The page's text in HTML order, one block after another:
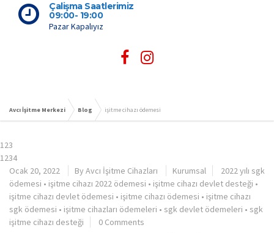
Çalişma Saatlerimiz
09:00- 19:00
Pazar Kapalıyız
Avcı İşitme Merkezi Blog işitme cihazı ödemesi
123
1234
Ocak 20, 2022
By Avcı İşitme Cihazları Kurumsal
2022 yılı sgk
ödemesi • işitme cihazı 2022 ödemesi • işitme cihazı devlet desteği •
işitme cihazı devlet ödemesi • işitme cihazı ödemesi • işitme cihazı
sgk ödemesi • işitme cihazları ödemeleri • sgk devlet ödemeleri • sgk
işitme cihazı desteği
0 Comments